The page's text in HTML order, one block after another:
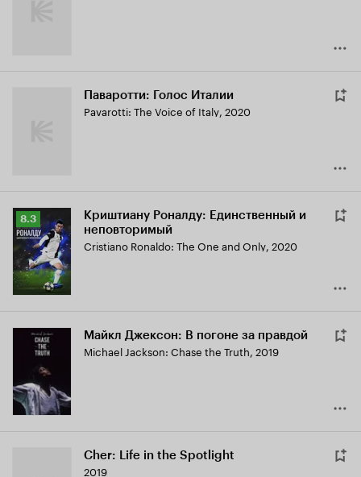
Паваротти: Голос Италии
Pavarotti: The Voice of Italy, 2020
Рейтинг
Кинопоиска
8.3
8.3
Криштиану Роналду: Единственный и
неповторимый
Cristiano Ronaldo: The One and Only, 2020
Майкл Джексон: В погоне за правдой
Michael Jackson: Chase the Truth, 2019
Cher: Life in the Spotlight
2019